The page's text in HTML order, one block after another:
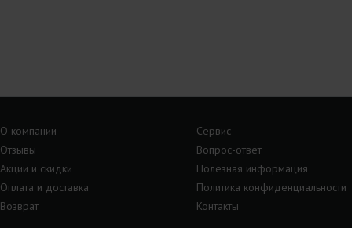
О компании
Сервис
Отзывы
Вопрос-ответ
Акции и скидки
Полезная информация
Оплата и доставка
Политика конфиденциальности
Возврат
Контакты